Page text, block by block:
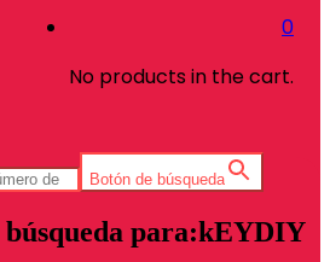
0
No products in the cart.
Botón de búsqueda
búsqueda para:kEYDIY